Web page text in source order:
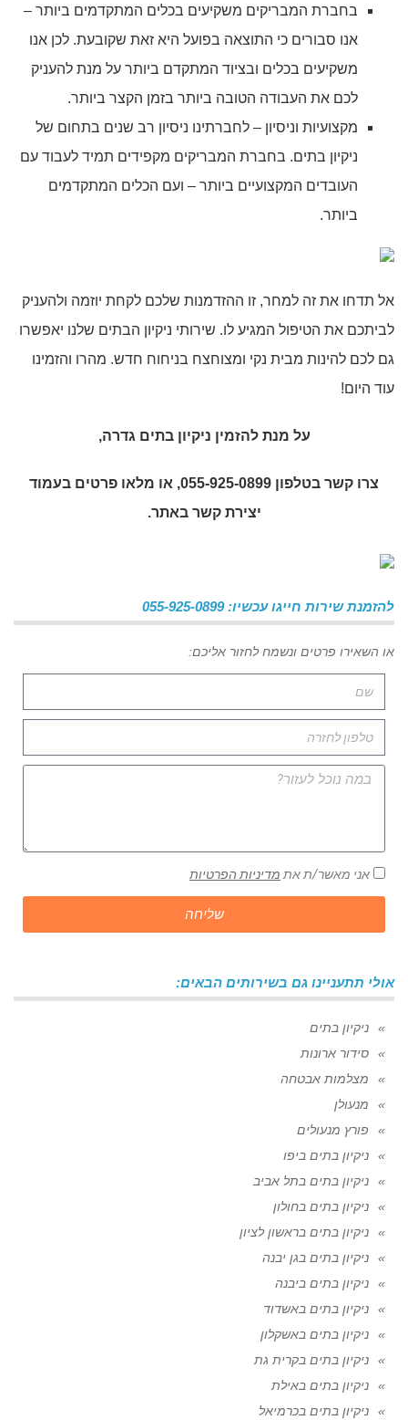
בחברת המבריקים משקיעים בכלים המתקדמים ביותר –
אנו סבורים כי התוצאה בפועל היא זאת שקובעת. לכן אנו
משקיעים בכלים ובציוד המתקדם ביותר על מנת להעניק
לכם את העבודה הטובה ביותר בזמן הקצר ביותר.
מקצועיות וניסיון – לחברתינו ניסיון רב שנים בתחום של
ניקיון בתים. בחברת המבריקים מקפידים תמיד לעבוד עם
העובדים המקצועיים ביותר – ועם הכלים המתקדמים
ביותר.
אל תדחו את זה למחר, זו ההזדמנות שלכם לקחת יוזמה ולהעניק
לביתכם את הטיפול המגיע לו. שירותי ניקיון הבתים שלנו יאפשרו
גם לכם להינות מבית נקי ומצוחצח בניחוח חדש. מהרו והזמינו
עוד היום!
על מנת להזמין ניקיון בתים גדרה,
צרו קשר בטלפון 055-925-0899, או מלאו פרטים בעמוד
יצירת קשר באתר.
להזמנת שירות חייגו עכשיו: 055-925-0899
או השאירו פרטים ונשמח לחזור אליכם:
אני מאשר/ת את מדיניות הפרטיות
שליחה
אולי תתעניינו גם בשירותים הבאים:
ניקיון בתים
סידור ארונות
מצלמות אבטחה
מנעולן
פורץ מנעולים
ניקיון בתים ביפו
ניקיון בתים בתל אביב
ניקיון בתים בחולון
ניקיון בתים בראשון לציון
ניקיון בתים בגן יבנה
ניקיון בתים ביבנה
ניקיון בתים באשדוד
ניקיון בתים באשקלון
ניקיון בתים בקרית גת
ניקיון בתים באילת
ניקיון בתים בכרמיאל